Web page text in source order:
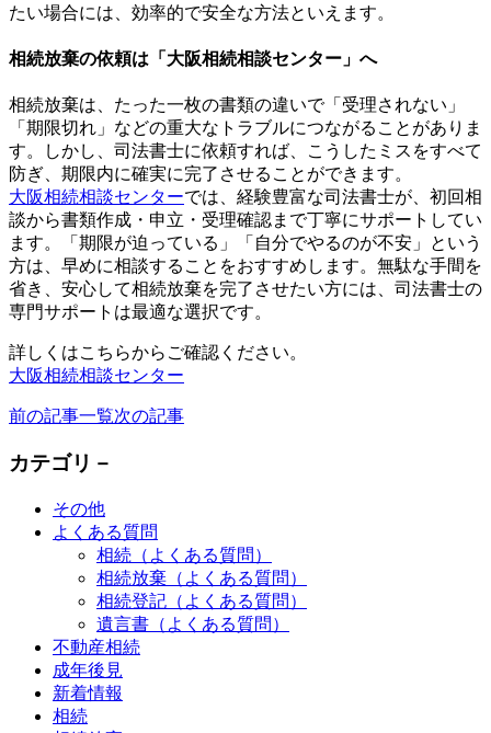
たい場合には、効率的で安全な方法といえます。
相続放棄の依頼は「大阪相続相談センター」へ
相続放棄は、たった一枚の書類の違いで「受理されない」
「期限切れ」などの重大なトラブルにつながることがありま
す。しかし、司法書士に依頼すれば、こうしたミスをすべて
防ぎ、期限内に確実に完了させることができます。
大阪相続相談センターでは、経験豊富な司法書士が、初回相
談から書類作成・申立・受理確認まで丁寧にサポートしてい
ます。「期限が迫っている」「自分でやるのが不安」という
方は、早めに相談することをおすすめします。無駄な手間を
省き、安心して相続放棄を完了させたい方には、司法書士の
専門サポートは最適な選択です。
詳しくはこちらからご確認ください。
大阪相続相談センター
前の記事一覧次の記事
カテゴリ－
その他
よくある質問
相続（よくある質問）
相続放棄（よくある質問）
相続登記（よくある質問）
遺言書（よくある質問）
不動産相続
成年後見
新着情報
相続